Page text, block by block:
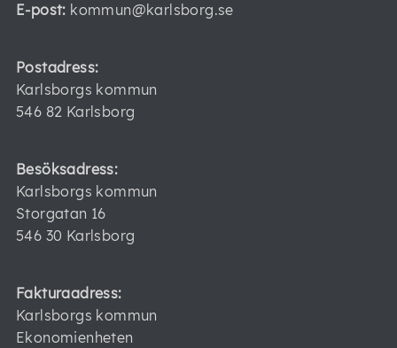
E-post: kommun@karlsborg.se
Postadress:
Karlsborgs kommun
546 82 Karlsborg
Besöksadress:
Karlsborgs kommun
Storgatan 16
546 30 Karlsborg
Fakturaadress:
Karlsborgs kommun
Ekonomienheten